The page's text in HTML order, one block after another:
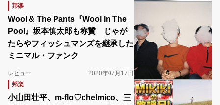
邦楽
Wool & The Pants『Wool In The
Pool』坂本慎太郎も称賛 じゃが
たらやフィッシュマンズを継承した
ミニマル・ファンク
レビュー
2020年07月17日
邦楽
小山田壮平、m-flo♡chelmico、三